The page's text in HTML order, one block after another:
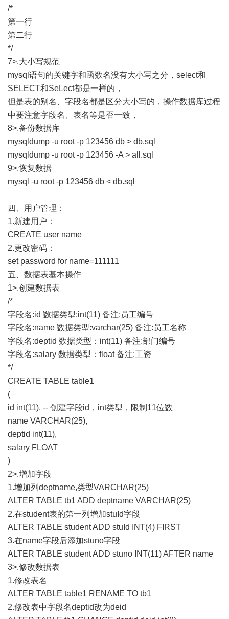
/*
第一行
第二行
*/
7>.大小写规范
mysql语句的关键字和函数名没有大小写之分，select和
SELECT和SeLect都是一样的，
但是表的别名、字段名都是区分大小写的，操作数据库过程
中要注意字段名、表名等是否一致，
8>.备份数据库
mysqldump -u root -p 123456 db > db.sql
mysqldump -u root -p 123456 -A > all.sql
9>.恢复数据
mysql -u root -p 123456 db < db.sql
四、用户管理：
1.新建用户：
CREATE user name
2.更改密码：
set password for name=111111
五、数据表基本操作
1>.创建数据表
/*
字段名:id 数据类型:int(11) 备注:员工编号
字段名:name 数据类型:varchar(25) 备注:员工名称
字段名:deptid 数据类型：int(11) 备注:部门编号
字段名:salary 数据类型：float 备注:工资
*/
CREATE TABLE table1
(
id int(11), -- 创建字段id，int类型，限制11位数
name VARCHAR(25),
deptid int(11),
salary FLOAT
)
2>.增加字段
1.增加列deptname,类型VARCHAR(25)
ALTER TABLE tb1 ADD deptname VARCHAR(25)
2.在student表的第一列增加stuId字段
ALTER TABLE student ADD stuId INT(4) FIRST
3.在name字段后添加stuno字段
ALTER TABLE student ADD stuno INT(11) AFTER name
3>.修改数据表
1.修改表名
ALTER TABLE table1 RENAME TO tb1
2.修改表中字段名deptid改为deid